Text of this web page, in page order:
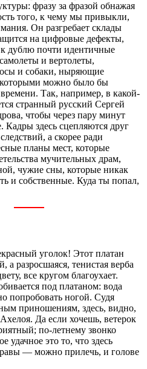
фразу за фразой обнажая
того, к чему мы привыкли,
Он разгребает склады
на цифровые дефекты,
дублю почти идентичные
и вертолеты,
и собаки, ныряющие
которыми можно было бы
времени. Так, например, в какой-
странный русский Сергей
чтобы через пару минут
Кадры здесь сцепляются друг
а скорее ради
планы мест, которые
мучительных драм,
чужие сны, которые никак
и собственные. Куда ты попал,
уголок! Этот платан
а разросшаяся, тенистая верба
все кругом благоухает.
под платаном: вода
попробовать ногой. Судя
приношениям, здесь, видно,
Да если хочешь, ветерок
по-летнему звонко
удачное это то, что здесь
— можно прилечь, и голове